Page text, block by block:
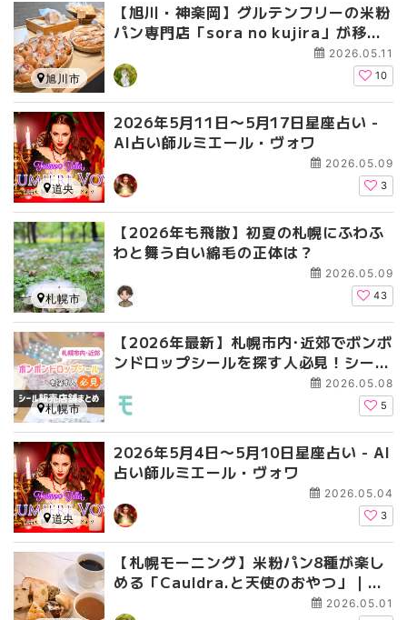
【旭川・神楽岡】グルテンフリーの米粉
パン専門店「sora no kujira」が移転
2026.05.11
10
旭川市
2026年5月11日〜5月17日星座占い -
AI占い師ルミエール・ヴォワ
2026.05.09
3
道央
【2026年も飛散】初夏の札幌にふわふ
わと舞う白い綿毛の正体は？
2026.05.09
43
札幌市
【2026年最新】札幌市内･近郊でボンボ
ンドロップシールを探す人必見！シール
2026.05.08
5
札幌市
2026年5月4日〜5月10日星座占い - AI
占い師ルミエール・ヴォワ
2026.05.04
3
道央
【札幌モーニング】米粉パン8種が楽し
める「Cauldra.と天使のおやつ」｜グ
ルテンフリー・アレルギー対応も2026.05.01